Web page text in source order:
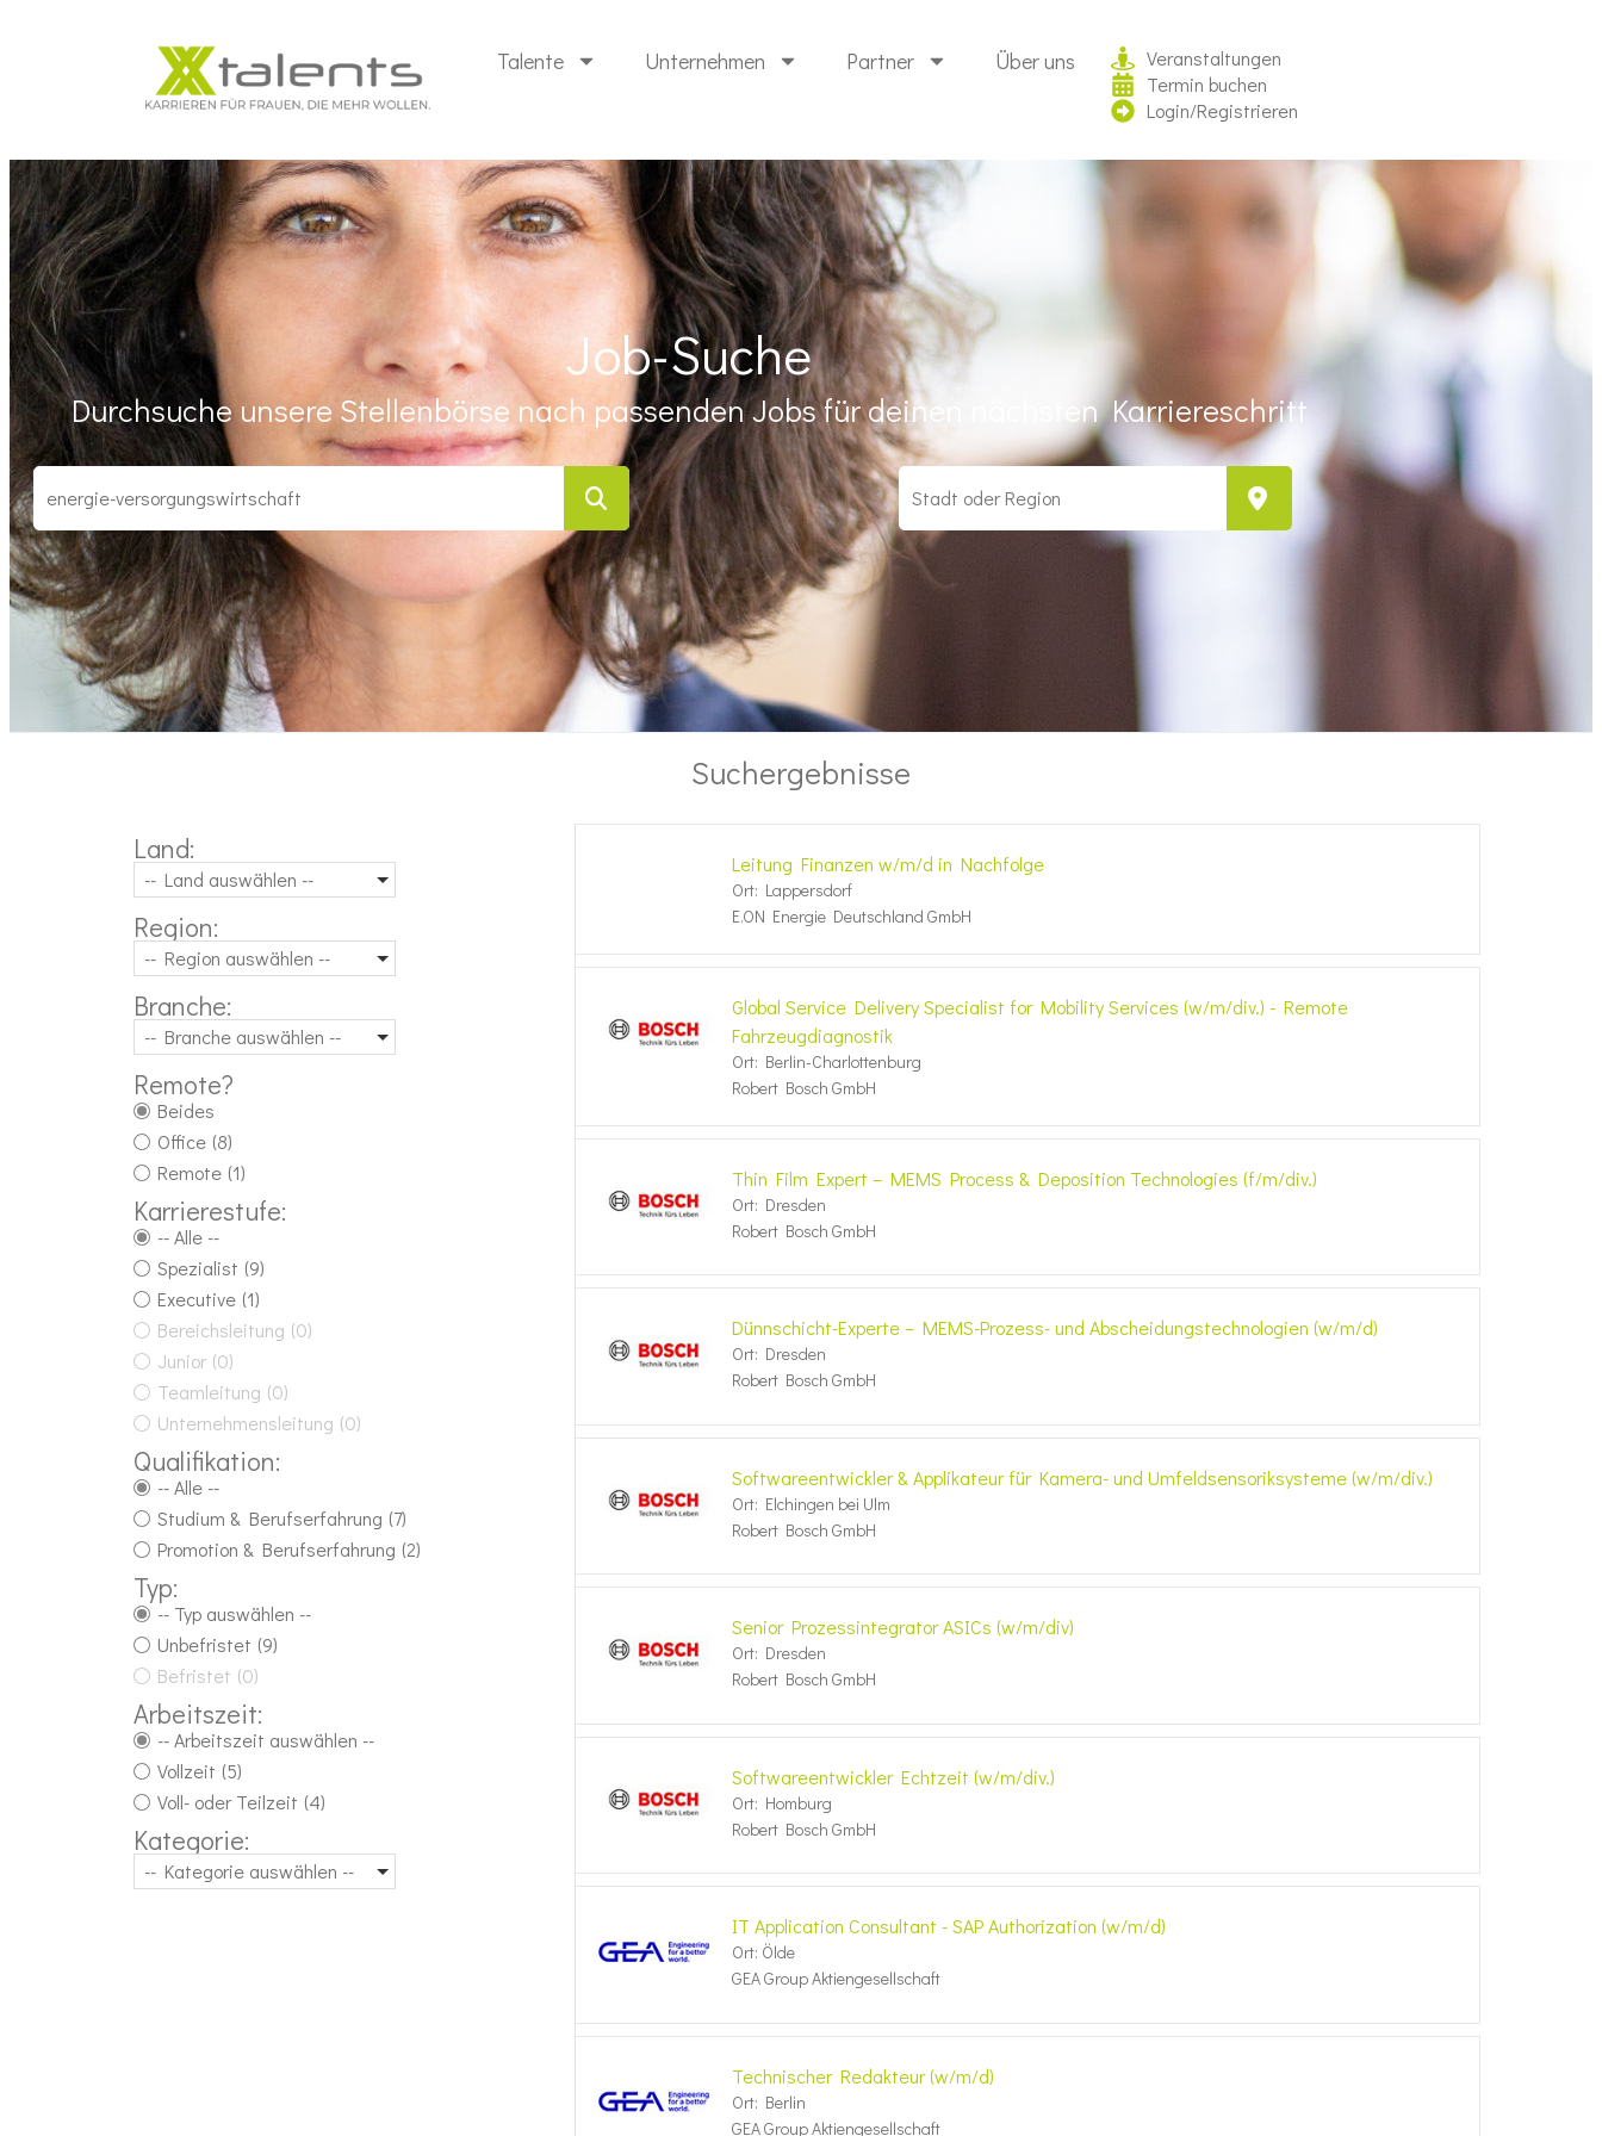
Talente Unternehmen Partner Über uns
Veranstaltungen
Termin buchen
Login/Registrieren
Job-Suche
Durchsuche unsere Stellenbörse nach passenden Jobs für deinen nächsten Karriereschritt
Suchergebnisse
Land:
-- Land auswählen --
Region:
-- Region auswählen --
Branche:
-- Branche auswählen --
Remote?
Beides
Office (8)
Remote (1)
Karrierestufe:
-- Alle --
Spezialist (9)
Executive (1)
Bereichsleitung (0)
Junior (0)
Teamleitung (0)
Unternehmensleitung (0)
Qualifikation:
-- Alle --
Studium & Berufserfahrung (7)
Promotion & Berufserfahrung (2)
Typ:
-- Typ auswählen --
Unbefristet (9)
Befristet (0)
Arbeitszeit:
-- Arbeitszeit auswählen --
Vollzeit (5)
Voll- oder Teilzeit (4)
Kategorie:
-- Kategorie auswählen --
Leitung Finanzen w/m/d in Nachfolge
Ort: Lappersdorf
E.ON Energie Deutschland GmbH
Global Service Delivery Specialist for Mobility Services (w/m/div.) - Remote
Fahrzeugdiagnostik
Ort: Berlin-Charlottenburg
Robert Bosch GmbH
Thin Film Expert – MEMS Process & Deposition Technologies (f/m/div.)
Ort: Dresden
Robert Bosch GmbH
Dünnschicht-Experte – MEMS-Prozess- und Abscheidungstechnologien (w/m/d)
Ort: Dresden
Robert Bosch GmbH
Softwareentwickler & Applikateur für Kamera- und Umfeldsensoriksysteme (w/m/div.)
Ort: Elchingen bei Ulm
Robert Bosch GmbH
Senior Prozessintegrator ASICs (w/m/div)
Ort: Dresden
Robert Bosch GmbH
Softwareentwickler Echtzeit (w/m/div.)
Ort: Homburg
Robert Bosch GmbH
IT Application Consultant - SAP Authorization (w/m/d)
Ort: Ölde
GEA Group Aktiengesellschaft
Technischer Redakteur (w/m/d)
Ort: Berlin
GEA Group Aktiengesellschaft